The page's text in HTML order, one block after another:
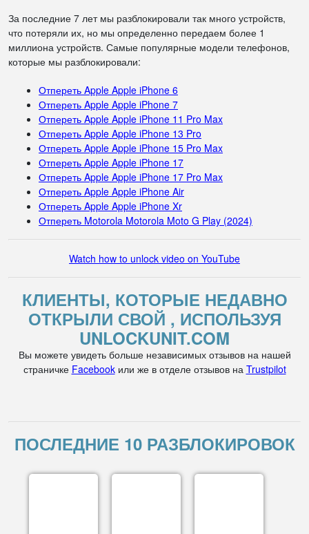
За последние 7 лет мы разблокировали так много устройств,
что потеряли их, но мы определенно передаем более 1
миллиона устройств. Самые популярные модели телефонов,
которые мы разблокировали:
Отпереть Apple Apple iPhone 6
Отпереть Apple Apple iPhone 7
Отпереть Apple Apple iPhone 11 Pro Max
Отпереть Apple Apple iPhone 13 Pro
Отпереть Apple Apple iPhone 15 Pro Max
Отпереть Apple Apple iPhone 17
Отпереть Apple Apple iPhone 17 Pro Max
Отпереть Apple Apple iPhone Air
Отпереть Apple Apple iPhone Xr
Отпереть Motorola Motorola Moto G Play (2024)
Watch how to unlock video on YouTube
КЛИЕНТЫ, КОТОРЫЕ НЕДАВНО
ОТКРЫЛИ СВОЙ , ИСПОЛЬЗУЯ
UNLOCKUNIT.COM
Вы можете увидеть больше независимых отзывов на нашей
страничке Facebookили же в отделе отзывов на Trustpilot
ПОСЛЕДНИЕ 10 РАЗБЛОКИРОВОК